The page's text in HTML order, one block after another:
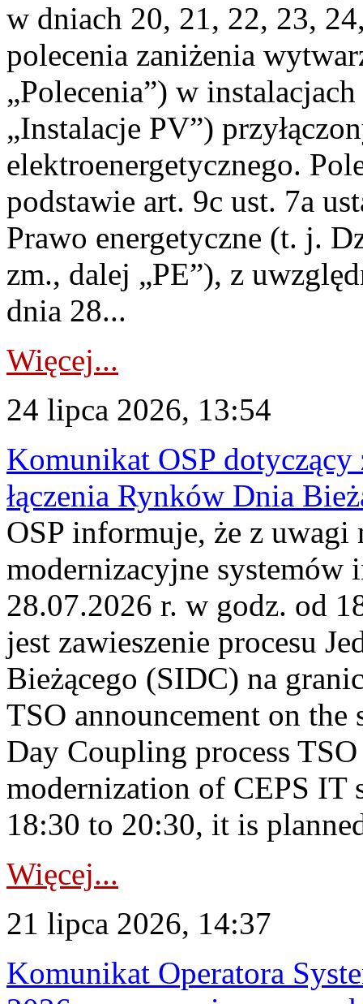
w dniach 20, 21, 22, 23,
polecenia zaniżenia
„Polecenia”) w
„Instalacje PV”)
elektroenergetycznego.
podstawie art. 9c ust. 7a
Prawo energetyczne (t. j.
zm., dalej „PE”), z
dnia 28...
Więcej...
24 lipca 2026, 13:54
Komunikat OSP dotyczący
łączenia Rynków Dnia
OSP informuje, że z uwagi
modernizacyjne
28.07.2026 r. w godz. od
jest zawieszenie procesu
Bieżącego (SIDC) na
TSO announcement on
Day Coupling process
modernization of CEPS IT
18:30 to 20:30, it is
Więcej...
21 lipca 2026, 14:37
Komunikat Operatora